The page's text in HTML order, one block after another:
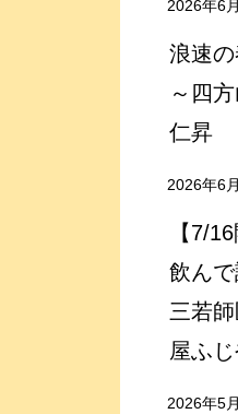
2026年6
浪速
～四
仁昇
2026年6
【7/
飲ん
三若
屋ふ
2026年5